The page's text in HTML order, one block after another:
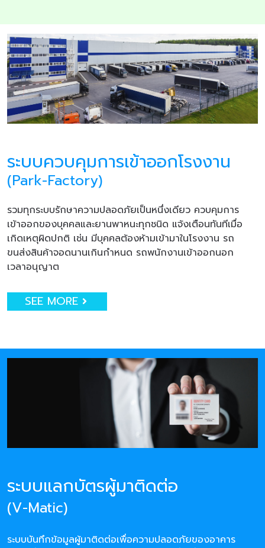
ระบบควบคุมการเข้าออกโรงงาน
(Park-Factory)
รวมทุกระบบรักษาความปลอดภัยเป็นหนึ่งเดียว ควบคุมการ
เข้าออกของบุคคลและยานพาหนะทุกชนิด แจ้งเตือนทันทีเมื่อ
เกิดเหตุผิดปกติ เช่น มีบุคคลต้องห้ามเข้ามาในโรงงาน รถ
ขนส่งสินค้าจอดนานเกินกำหนด รถพนักงานเข้าออกนอก
เวลาอนุญาต
SEE MORE
ระบบแลกบัตรผู้มาติดต่อ
(V-Matic)
ระบบบันทึกข้อมูลผู้มาติดต่อเพื่อความปลอดภัยของอาคาร